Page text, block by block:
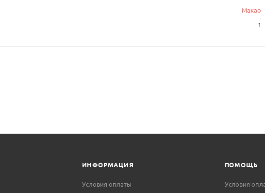
Макао
1
ИНФОРМАЦИЯ
Условия оплаты
ПОМОЩЬ
Условия